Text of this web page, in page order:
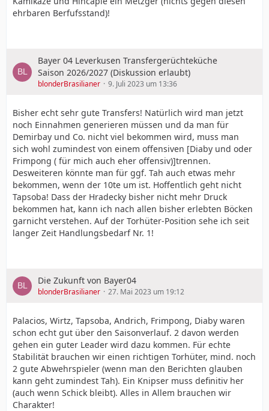
ehrbaren Berfufsstand)!
Bayer 04 Leverkusen Transfergerüchteküche
Saison 2026/2027 (Diskussion erlaubt)
blonderBrasilianer 9. Juli 2023 um 13:36
Bisher echt sehr gute Transfers! Natürlich wird man jetzt
noch Einnahmen generieren müssen und da man für
Demirbay und Co. nicht viel bekommen wird, muss man
sich wohl zumindest von einem offensiven [Diaby und oder
Frimpong ( für mich auch eher offensiv)]trennen.
Desweiteren könnte man für ggf. Tah auch etwas mehr
bekommen, wenn der 10te um ist. Hoffentlich geht nicht
Tapsoba! Dass der Hradecky bisher nicht mehr Druck
bekommen hat, kann ich nach allen bisher erlebten Böcken
garnicht verstehen. Auf der Torhüter-Position sehe ich seit
langer Zeit Handlungsbedarf Nr. 1!
Die Zukunft von Bayer04
blonderBrasilianer 27. Mai 2023 um 19:12
Palacios, Wirtz, Tapsoba, Andrich, Frimpong, Diaby waren
schon echt gut über den Saisonverlauf. 2 davon werden
gehen ein guter Leader wird dazu kommen. Für echte
Stabilität brauchen wir einen richtigen Torhüter, mind. noch
2 gute Abwehrspieler (wenn man den Berichten glauben
kann geht zumindest Tah). Ein Knipser muss definitiv her
(auch wenn Schick bleibt). Alles in Allem brauchen wir
Charakter!